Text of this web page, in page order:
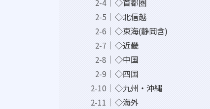
◇北信越
◇東海(静岡含)
◇近畿
◇中国
◇四国
◇九州・沖縄
◇海外